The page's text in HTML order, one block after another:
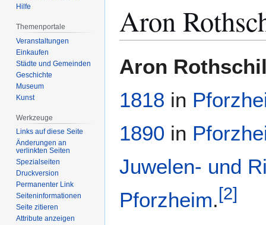
Aron
Navigation
Suche
Aron
1818 in
1890 in
Juwelen- und
Pforzheim. [2]
Hilfe
Themenportale
Veranstaltungen
Einkaufen
Städte und Gemeinden
Geschichte
Museum
Kunst
Werkzeuge
Links auf diese Seite
Änderungen an
verlinkten Seiten
Spezialseiten
Druckversion
Permanenter Link
Seiten­­informationen
Seite zitieren
Attribute anzeigen